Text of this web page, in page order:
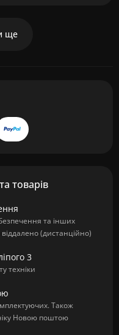
ще
товарів
та інших
(дистанційно)
3
техніки
Також
Новою поштою